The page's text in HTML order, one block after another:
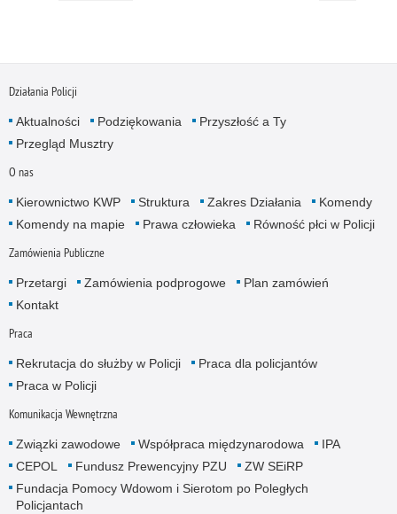
Działania Policji
Aktualności Podziękowania
Przyszłość a Ty
Przegląd Musztry
O nas
Kierownictwo KWP Struktura Zakres Działania
Komendy
Komendy na mapie
Prawa człowieka Równość płci w Policji
Zamówienia Publiczne
Przetargi Zamówienia podprogowe
Plan zamówień
Kontakt
Praca
Rekrutacja do służby w Policji
Praca dla policjantów
Praca w Policji
Komunikacja Wewnętrzna
Związki zawodowe Współpraca międzynarodowa
IPA
CEPOL
Fundusz Prewencyjny PZU
ZW SEiRP
Fundacja Pomocy Wdowom i Sierotom po Poległych
Policjantach